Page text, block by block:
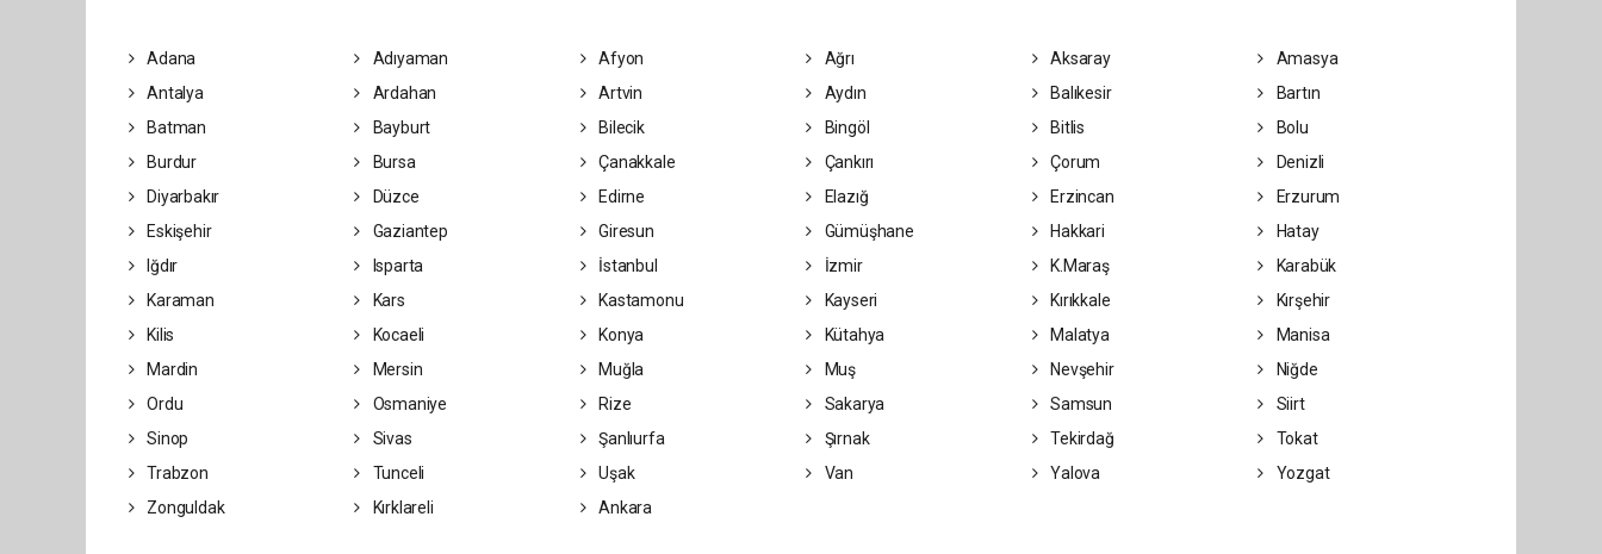
Adana Adıyaman Afyon Ağrı Aksaray
Amasya
Antalya
Ardahan Artvin Aydın Balıkesir
Bartın
Batman
Bayburt Bilecik Bingöl Bitlis
Bolu
Burdur
Bursa Çanakkale Çankırı Çorum
Denizli
Diyarbakır
Düzce Edirne Elazığ Erzincan
Erzurum
Eskişehir
Gaziantep Giresun Gümüşhane Hakkari
Hatay
Iğdır
Isparta İstanbul İzmir K.Maraş
Karabük
Karaman
Kars Kastamonu Kayseri Kırıkkale
Kırşehir
Kilis
Kocaeli Konya Kütahya Malatya
Manisa
Mardin
Mersin Muğla Muş Nevşehir
Niğde
Ordu
Osmaniye Rize Sakarya Samsun
Siirt
Sinop
Sivas Şanlıurfa Şırnak Tekirdağ
Tokat
Trabzon
Tunceli Uşak Van Yalova
Yozgat
Zonguldak
Kırklareli Ankara